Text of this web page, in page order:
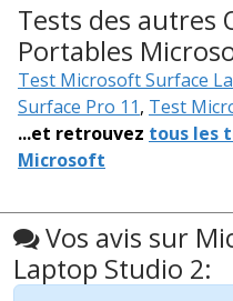
Tests des autres
Portables
Test Microsoft Surface
Surface Pro 11, Test
...et retrouvez tous les
Microsoft
Vos avis sur
Laptop Studio 2: